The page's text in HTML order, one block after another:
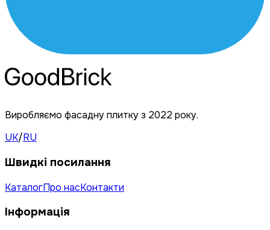
Виробляємо фасадну плитку з 2022 року.
UK/RU
Швидкі посилання
КаталогПро насКонтакти
Інформація